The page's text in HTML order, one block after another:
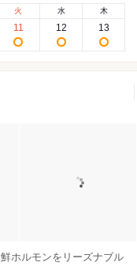
火
11
水
12
木
13
ホルモンをリーズナブル